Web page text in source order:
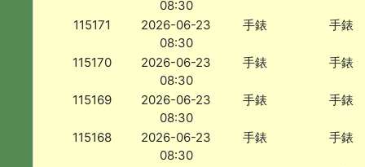
08:30
115171
2026-06-23
08:30
手錶 手錶
115170
2026-06-23
08:30
手錶 手錶
115169
2026-06-23
08:30
手錶 手錶
115168
2026-06-23
08:30
手錶 手錶